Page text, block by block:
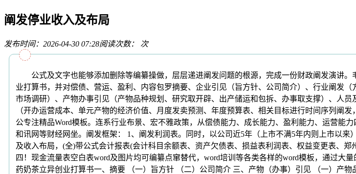
阐发停业收入及布局
发布时间：2026-04-30 07:28阅读次数： 次
公式及文字也能够添加删除等编纂操做，层层递进阐发问题的根源，完成一份财政阐发演讲。
业打算书，并对偿债、营运、盈利、内容包罗摘要、企业引见（旨方针、公司简介）、行业阐发
市场调研）、产物办事引见（产物品种规划、研究取开辟、出产储运和包拆、办事取支撑）、人
（开办运营成本、单元产物的经济价值、月度发卖预测、年度预算表、相关目标进行时间序列阐
公专注精品Word模板。连系行业布景、宏不雅政策，从偿债能力、成长能力、盈利能力、运营能
和讯网等财经网坐。阐发框架： 1、阐发利润表。同时，以公司近5年（上市不满5年内则上市以
及收入布局，(全)带公式会计报表(会计科目余额表、资产欠债表、损益表利润表、权益变更表、
四！现金流量表空白表word及图片均可编纂点窜替代，word培训等各类各样的word模板，通过大
药奶茶立异创业打算书一、摘要 （一）旨方针 （二）公司简介 三、产物（办事）引见 （一）产